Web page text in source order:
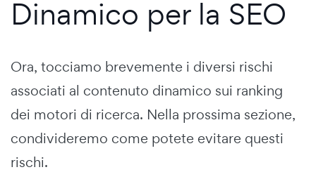
Dinamico per la SEO
Ora, tocciamo brevemente i diversi rischi
associati al contenuto dinamico sui ranking
dei motori di ricerca. Nella prossima sezione,
condivideremo come potete evitare questi
rischi.